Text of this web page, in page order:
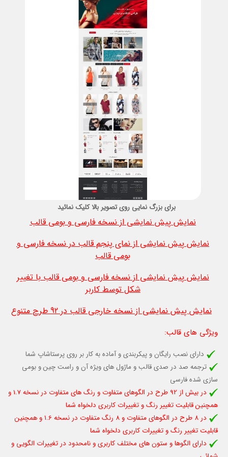
برای بزرگ نمایی روی تصویر بالا کلیک نمائید
نمایش پیش نمایشی از نسخه فارسی و بومی قالب
نمایش پیش نمایشی از نمای پنجم قالب در نسخه فارسی و
بومی قالب
نمایش پیش نمایشی از نسخه فارسی و بومی قالب با تغییر
شکل توسط کاربر
نمایش پیش نمایشی از نسخه خارجی قالب در 92 طرح متنوع
ویژگی های قالب:
دارای نصب رایگان و پیکربندی و آماده به کار بر روی پرستاشاپ شما
ترجمه صد در صدی قالب و ماژول های ویژه آن و راست چین و بومی
سازی شده فارسی
در بیش از 92 طرح در الگوهای متفاوت و رنگ های متفاوت در نسخه 1.7 و
همچنين قابلیت تغيير رنگ و تغييرات كاربری دلخواه شما
در 8 طرح در الگوهای متفاوت و 8 رنگ متفاوت در نسخه 1.6 و همچنين
قابلیت تغيير رنگ و تغييرات كاربری دلخواه شما
دارای الگوها و ستون های مختلف کاربری و نامحدود در تغییرات الگویی و